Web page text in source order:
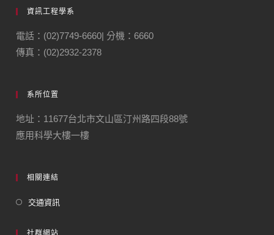
資訊工程學系
電話：(02)7749-6660| 分機：6660
傳真：(02)2932-2378
系所位置
地址：11677台北市文山區汀州路四段88號
應用科學大樓一樓
相關連結
交通資訊
社群網站